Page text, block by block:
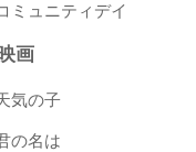
ミュニティデイ
画
気の子
の名は